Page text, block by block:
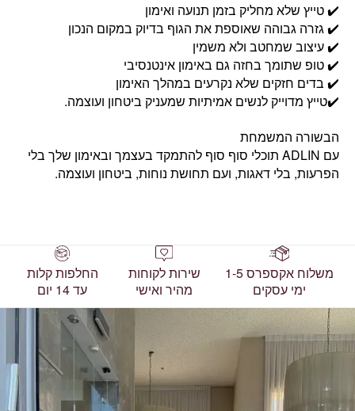
✔️ טייץ שלא מחליק בזמן תנועה ואימון
✔️ גזרה גבוהה שאוספת את הגוף בדיוק במקום הנכון
✔️ עיצוב שמחטב ולא משמין
✔️ טופ שתומך בחזה גם באימון אינטנסיבי
✔️ בדים חזקים שלא נקרעים במהלך האימון
✔️טייץ מדוייק לנשים אמיתיות שמעניק ביטחון ועוצמה.
הבשורה המשמחת
עם ADLIN תוכלי סוף סוף להתמקד בעצמך ובאימון שלך בלי
הפרעות, בלי דאגות, ועם תחושת נוחות, ביטחון ועוצמה.
משלוח אקספרס 1-5
ימי עסקים
שירות לקוחות
מהיר ואישי
החלפות קלות
עד 14 יום